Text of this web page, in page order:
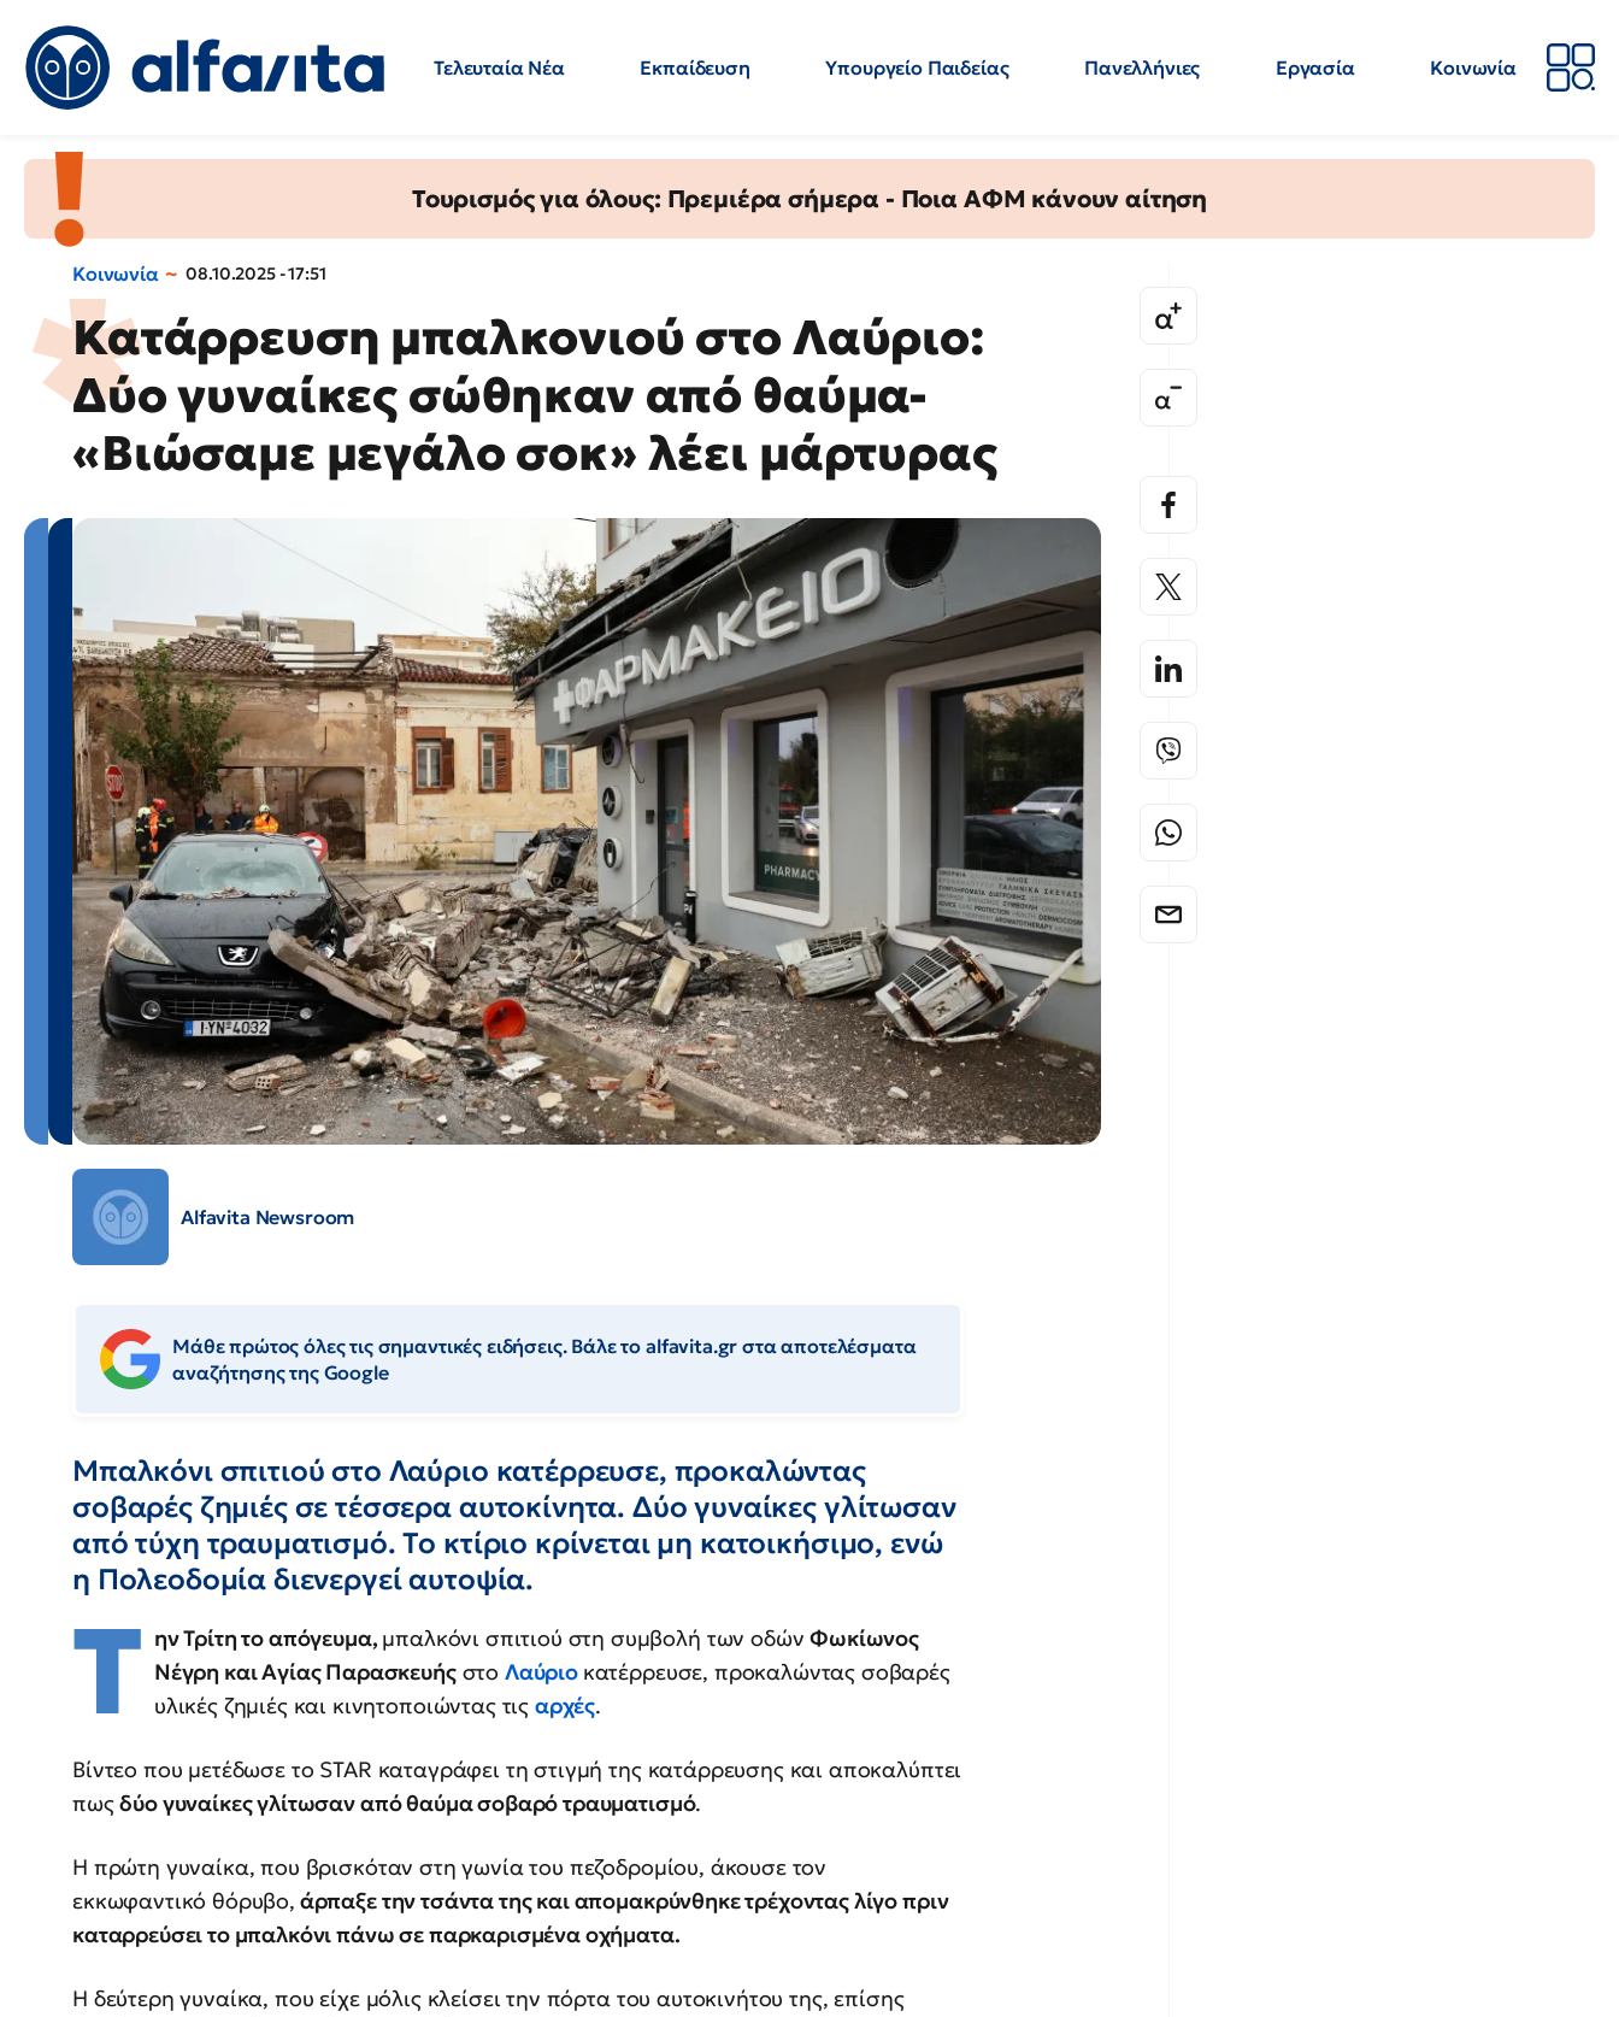
Τελευταία Νέα Εκπαίδευση Υπουργείο Παιδείας Πανελλήνιες Εργασία
Κοινωνία
Τουρισμός για όλους: Πρεμιέρα σήμερα - Ποια ΑΦΜ κάνουν αίτηση
Κοινωνία 08.10.2025 - 17:51
Κατάρρευση μπαλκονιού στο Λαύριο:
Δύο γυναίκες σώθηκαν από θαύμα-
«Βιώσαμε μεγάλο σοκ» λέει μάρτυρας
Alfavita Newsroom
Μάθε πρώτος όλες τις σημαντικές ειδήσεις. Βάλε το alfavita.gr στα αποτελέσματα
αναζήτησης της Google
Μπαλκόνι σπιτιού στο Λαύριο κατέρρευσε, προκαλώντας
σοβαρές ζημιές σε τέσσερα αυτοκίνητα. Δύο γυναίκες γλίτωσαν
από τύχη τραυματισμό. Το κτίριο κρίνεται μη κατοικήσιμο, ενώ
η Πολεοδομία διενεργεί αυτοψία.
Τ ην Τρίτη το απόγευμα, μπαλκόνι σπιτιού στη συμβολή των οδώνΦωκίωνος
Νέγρη και Αγίας Παρασκευήςστο Λαύριο κατέρρευσε, προκαλώντας σοβαρές
υλικές ζημιές και κινητοποιώντας τις αρχές.
Βίντεο που μετέδωσε το STAR καταγράφει τη στιγμή της κατάρρευσης και αποκαλύπτει
πωςδύο γυναίκες γλίτωσαν από θαύμα σοβαρό τραυματισμό.
Η πρώτη γυναίκα, που βρισκόταν στη γωνία του πεζοδρομίου, άκουσε τον
εκκωφαντικό θόρυβο, άρπαξε την τσάντα της και απομακρύνθηκε τρέχοντας λίγο πριν
καταρρεύσει το μπαλκόνι πάνω σε παρκαρισμένα οχήματα.
Η δεύτερη γυναίκα, που είχε μόλις κλείσει την πόρτα του αυτοκινήτου της, επίσης